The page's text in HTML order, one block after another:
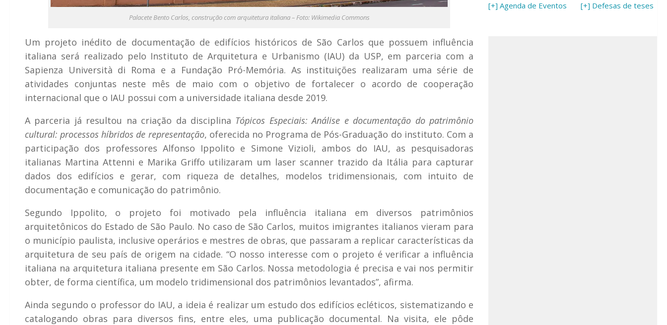
Palacete Bento Carlos, construção com arquitetura italiana – Foto: Wikimedia Commons
Um projeto inédito de documentação de edifícios históricos de São Carlos que possuem influência
italiana será realizado pelo Instituto de Arquitetura e Urbanismo (IAU) da USP, em parceria com a
Sapienza Università di Roma e a Fundação Pró-Memória. As instituições realizaram uma série de
atividades conjuntas neste mês de maio com o objetivo de fortalecer o acordo de cooperação
internacional que o IAU possui com a universidade italiana desde 2019.
A parceria já resultou na criação da disciplina Tópicos Especiais: Análise e documentação do patrimônio
cultural: processos híbridos de representação, oferecida no Programa de Pós-Graduação do instituto. Com a
participação dos professores Alfonso Ippolito e Simone Vizioli, ambos do IAU, as pesquisadoras
italianas Martina Attenni e Marika Griffo utilizaram um laser scanner trazido da Itália para capturar
dados dos edifícios e gerar, com riqueza de detalhes, modelos tridimensionais, com intuito de
documentação e comunicação do patrimônio.
Segundo Ippolito, o projeto foi motivado pela influência italiana em diversos patrimônios
arquitetônicos do Estado de São Paulo. No caso de São Carlos, muitos imigrantes italianos vieram para
o município paulista, inclusive operários e mestres de obras, que passaram a replicar características da
arquitetura de seu país de origem na cidade. “O nosso interesse com o projeto é verificar a influência
italiana na arquitetura italiana presente em São Carlos. Nossa metodologia é precisa e vai nos permitir
obter, de forma científica, um modelo tridimensional dos patrimônios levantados”, afirma.
Ainda segundo o professor do IAU, a ideia é realizar um estudo dos edifícios ecléticos, sistematizando e
catalogando obras para diversos fins, entre eles, uma publicação documental. Na visita, ele pôde
[+] Agenda de Eventos [+] Defesas de teses